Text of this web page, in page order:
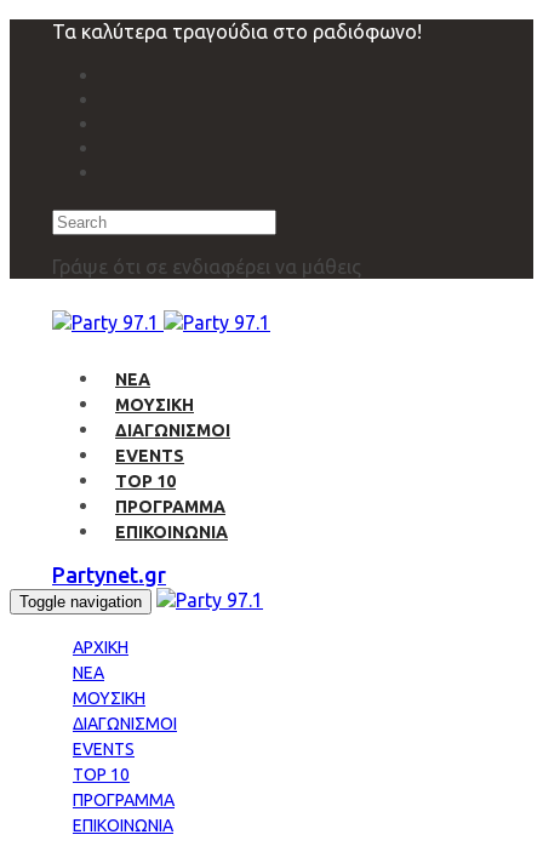
navigation
Τα καλύτερα τραγούδια στο ραδιόφωνο!
Search
Γράψε ότι σε ενδιαφέρει να μάθεις
ΝΕΑ
ΜΟΥΣΙΚΗ
ΔΙΑΓΩΝΙΣΜΟΙ
EVENTS
TOP 10
ΠΡΟΓΡΑΜΜΑ
ΕΠΙΚΟΙΝΩΝΙΑ
Partynet.gr
Toggle navigation
ΑΡΧΙΚΗ
ΝΕΑ
ΜΟΥΣΙΚΗ
ΔΙΑΓΩΝΙΣΜΟΙ
EVENTS
TOP 10
ΠΡΟΓΡΑΜΜΑ
ΕΠΙΚΟΙΝΩΝΙΑ